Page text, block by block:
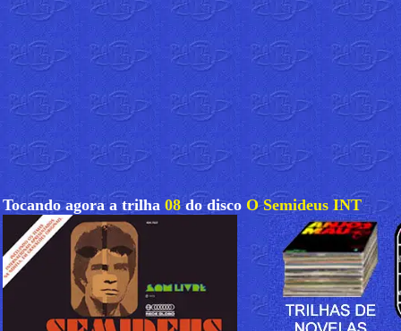
Tocando agora a trilha 08do disco O Semideus INT